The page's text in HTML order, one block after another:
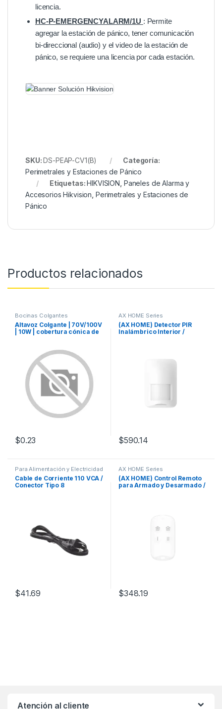
licencia.
HC-P-EMERGENCYALARM/1U : Permite
agregar la estación de pánico, tener comunicación
bi-direccional (audio) y el video de la estación de
pánico, se requiere una licencia por cada estación.
SKU:DS-PEAP-CV1(B)
Categoría:
Perimetrales y Estaciones de Pánico
Etiquetas:HIKVISION, Paneles de Alarma y
Accesorios Hikvision, Perimetrales y Estaciones de
Pánico
Productos relacionados
Bocinas Colgantes
Altavoz Colgante | 70V/100V
| 10W | cobertura cónica de
$0.23
AX HOME Series
(AX HOME) Detector PIR
Inalámbrico Interior /
$590.14
Para Alimentación y Electricidad
Cable de Corriente 110 VCA /
Conector Tipo 8
$41.69
AX HOME Series
(AX HOME) Control Remoto
para Armado y Desarmado /
$348.19
Atención al cliente